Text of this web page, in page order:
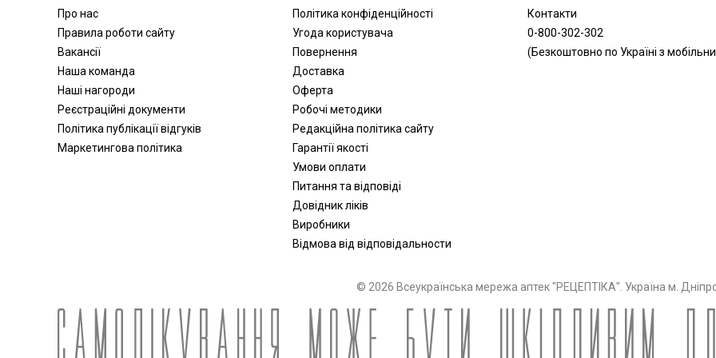
Апатари Самоздрав
Центрифуги
Допплери
Аспіратори
Слухові апарати
Косметичні прилади
Пульсоксиметри
Про нас
Правила роботи сайту
Вакансії
Наша команда
Наші нагороди
Реєстраційні документи
Політика публікації відгуків
Маркетингова політика
Політика конфіденційності
Угода користувача
Повернення
Доставка
Оферта
Робочі методики
Редакційна політика сайту
Гарантії якості
Умови оплати
Питання та відповіді
Довідник ліків
Виробники
Відмова від відповідальности
Контакти
0-800-302-302
(Безкоштовно по Україні з
© 2026 Всеукраїнська мережа аптек "РЕЦЕПТІКА". Україна м.